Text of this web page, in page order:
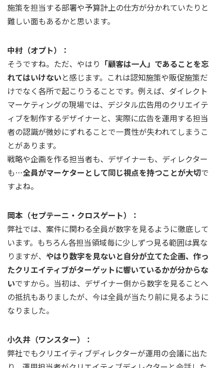
施策を担当する部署や予算計上の仕方が分かれていたりと
難しい面もあるかと思います。
中村（オプト）：
そうですね。ただ、やはり 「顧客は一人」であることを忘
れてはいけないと感じます。これは認知施策や販促施策だ
けでなく各所で起こりうることです。例えば、ダイレクト
マーケティングの現場では、デジタル広告用のクリエイテ
ィブを制作するデザイナーと、実際に広告を運用する担当
者の認識が微妙にずれることで一貫性が失われてしまうこ
とがあります。
戦略や企画を作る担当者も、デザイナーも、ディレクター
も…全員がマーケターとして同じ視点を持つことが大切で
すよね。
岡本（セプテーニ・クロスゲート）：
弊社では、案件に関わる全員が数字を見るように徹底して
います。もちろん各担当領域毎に少しずつ見る範囲は異な
りますが、 やはり数字を見ないと自分が立てた企画、作っ
たクリエイティブがターゲットに響いているかが分からな
いですから。当初は、デザイナー側から数字を見ることへ
の抵抗もありましたが、今は全員が当たり前に見るように
なりました。
小久井（ワンスター）：
弊社でもクリエイティブディレクターが運用の会議に出た